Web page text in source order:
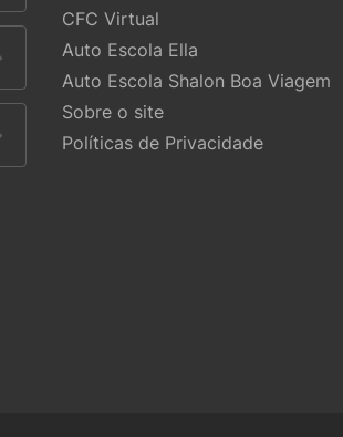
CFC Virtual
Auto Escola Ella
Auto Escola Shalon Boa Viagem
Sobre o site
Políticas de Privacidade